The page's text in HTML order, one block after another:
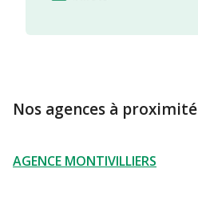
Nos agences à proximité
AGENCE MONTIVILLIERS